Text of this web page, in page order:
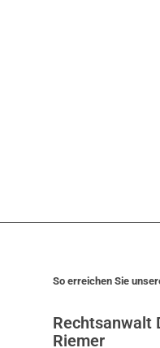
So erreichen Sie
Rechtsanwalt
Riemer